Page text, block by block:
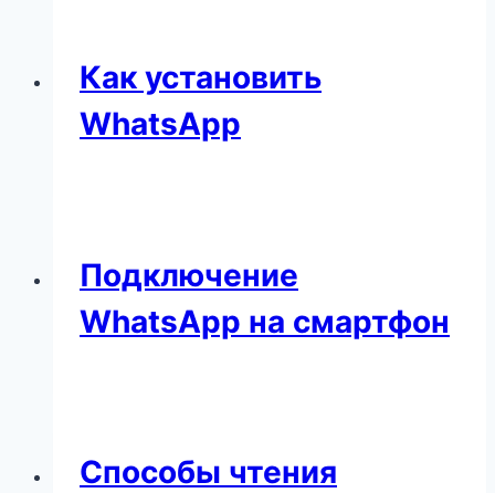
Как установить
WhatsApp
Подключение
WhatsApp на смартфон
Способы чтения